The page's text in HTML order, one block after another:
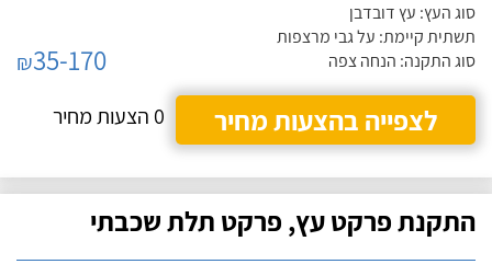
סוג העץ: עץ דובדבן
תשתית קיימת: על גבי מרצפות
סוג התקנה: הנחה צפה
₪35-170
לצפייה בהצעות מחיר
0 הצעות מחיר
התקנת פרקט עץ, פרקט תלת שכבתי